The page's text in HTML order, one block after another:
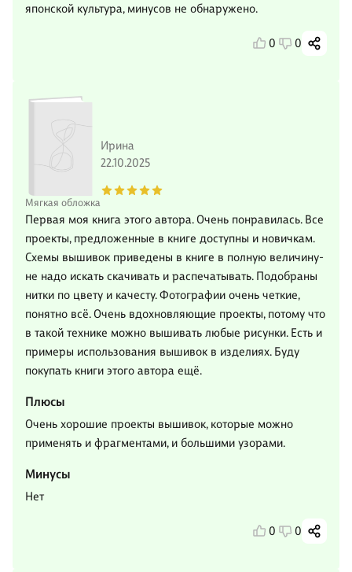
японской культура, минусов не обнаружено.
0 0
Мягкая обложка
Ирина
22.10.2025
Первая моя книга этого автора. Очень понравилась. Все
проекты, предложенные в книге доступны и новичкам.
Схемы вышивок приведены в книге в полную величину-
не надо искать скачивать и распечатывать. Подобраны
нитки по цвету и качесту. Фотографии очень четкие,
понятно всё. Очень вдохновляющие проекты, потому что
в такой технике можно вышивать любые рисунки. Есть и
примеры использования вышивок в изделиях. Буду
покупать книги этого автора ещё.
Плюсы
Очень хорошие проекты вышивок, которые можно
применять и фрагментами, и большими узорами.
Минусы
Нет
0 0